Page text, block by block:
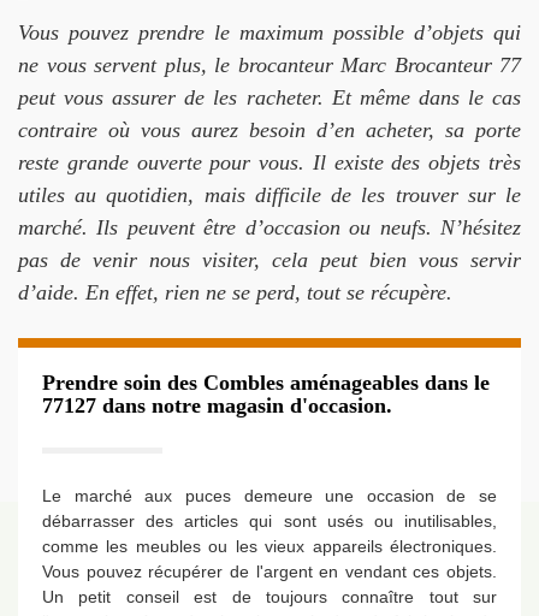
Vous pouvez prendre le maximum possible d’objets qui
ne vous servent plus, le brocanteur Marc Brocanteur 77
peut vous assurer de les racheter. Et même dans le cas
contraire où vous aurez besoin d’en acheter, sa porte
reste grande ouverte pour vous. Il existe des objets très
utiles au quotidien, mais difficile de les trouver sur le
marché. Ils peuvent être d’occasion ou neufs. N’hésitez
pas de venir nous visiter, cela peut bien vous servir
d’aide. En effet, rien ne se perd, tout se récupère.
Prendre soin des Combles aménageables dans le
77127 dans notre magasin d'occasion.
Le marché aux puces demeure une occasion de se
débarrasser des articles qui sont usés ou inutilisables,
comme les meubles ou les vieux appareils électroniques.
Vous pouvez récupérer de l'argent en vendant ces objets.
Un petit conseil est de toujours connaître tout sur